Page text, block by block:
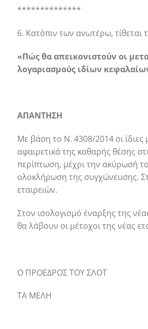
**************
6. Κατόπιν των ανωτέρω, τίθεται
«Πώς θα απεικονιστούν οι
λογαριασμούς ιδίων
ΑΠΑΝΤΗΣΗ
Με βάση το Ν. 4308/2014 οι ίδιες
αφαιρετικά της καθαρής θέσης
περίπτωση, μέχρι την ακύρωσή
ολοκλήρωση της συγχώνευσης.
εταιρειών.
Στον ισολογισμό έναρξης της
θα λάβουν οι μέτοχοι της νέας
Ο ΠΡΟΕΔΡΟΣ ΤΟΥ ΣΛΟΤ
ΤΑ ΜΕΛΗ